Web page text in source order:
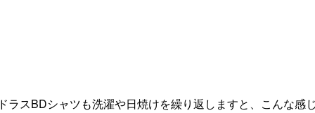
ラスBDシャツも洗濯や日焼けを繰り返しますと、こんな感